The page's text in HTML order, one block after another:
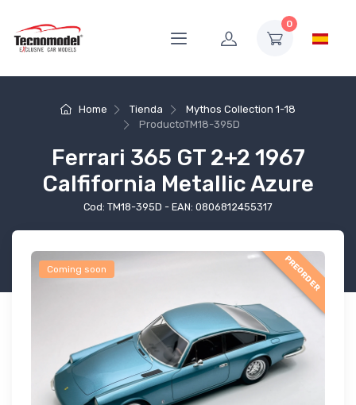
0
Home Tienda
Mythos Collection 1-18
ProductoTM18-395D
Ferrari 365 GT 2+2 1967
Calfifornia Metallic Azure
Cod: TM18-395D - EAN: 0806812455317
Coming soon PREORDER